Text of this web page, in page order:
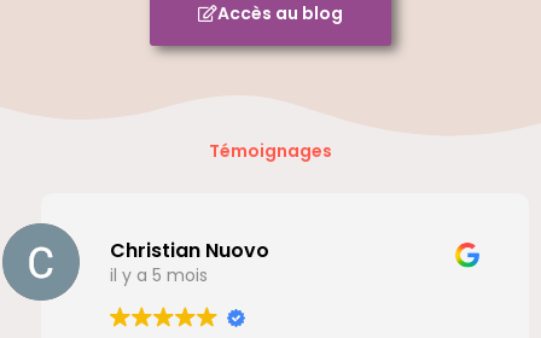
Accès au blog
Témoignages
Christian Nuovo
il y a 5 mois